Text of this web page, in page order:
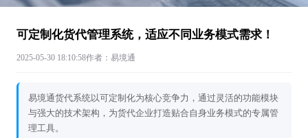
可定制化货代管理系统，适应不同业务模式需求！
2025-05-30 18:10:58作者：易境通
易境通货代系统以可定制化为核心竞争力，通过灵活的功能模块
与强大的技术架构，为货代企业打造贴合自身业务模式的专属管
理工具。